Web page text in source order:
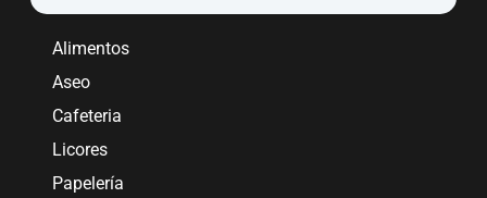
Alimentos
Aseo
Cafeteria
Licores
Papelería